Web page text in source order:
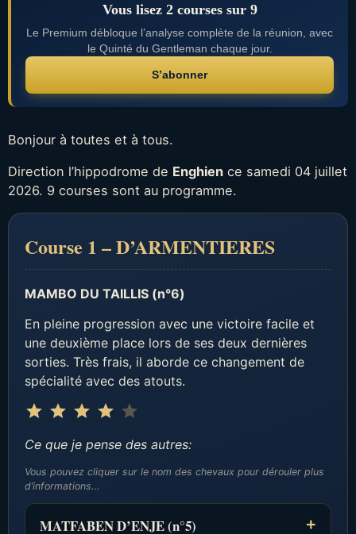
Vous lisez 2 courses sur 9
Le Premium débloque l’analyse complète de la réunion, avec
le Quinté du Gentleman chaque jour.
S’abonner
Bonjour à toutes et à tous.
Direction l’hippodrome de Enghien ce samedi 04 juillet
2026. 9 courses sont au programme.
Course 1 – D’ARMENTIERES
MAMBO DU TAILLIS (n°6)
En pleine progression avec une victoire facile et
une deuxième place lors de ses deux dernières
sorties. Très frais, il aborde ce changement de
spécialité avec des atouts.
⭐⭐⭐⭐
Ce que je pense des autres:
Vous pouvez cliquer sur le nom des chevaux pour dérouler plus
d’informations…
MATFABEN D’ENJE (n°5)